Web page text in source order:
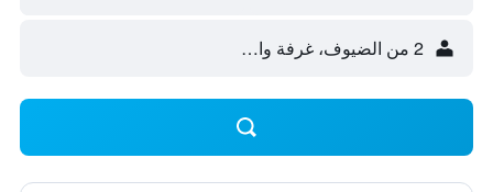
2 من الضيوف، غرفة واحدة